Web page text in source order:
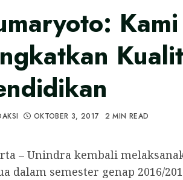
OKTOBER 3, 2017 2 MIN READ
– Unindra kembali
dalam semester genap 2016/